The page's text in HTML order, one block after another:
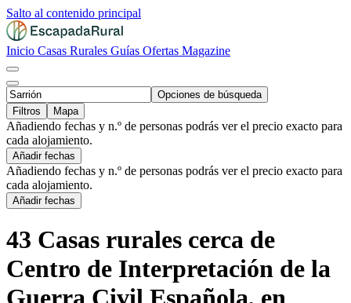
Salto al contenido principal
Inicio Casas Rurales Guías Ofertas Magazine
Opciones de búsqueda
Filtros
Mapa
Añadiendo fechas y n.º de personas podrás ver el precio exacto para
cada alojamiento.
Añadir fechas
Añadiendo fechas y n.º de personas podrás ver el precio exacto para
cada alojamiento.
Añadir fechas
43 Casas rurales cerca de
Centro de Interpretación de la